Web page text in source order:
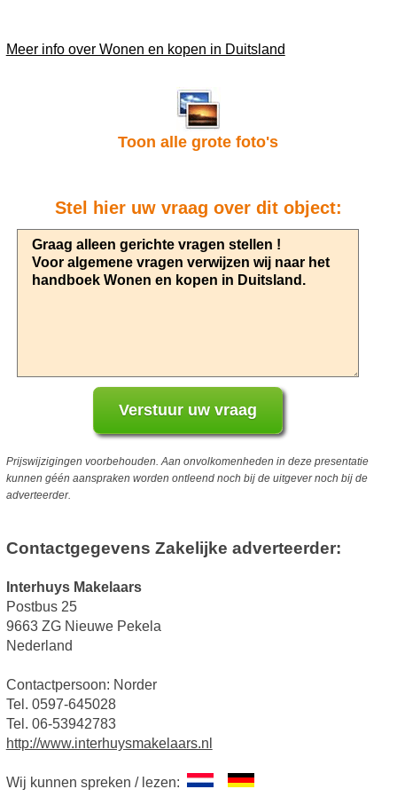
Meer info over Wonen en kopen in Duitsland
Toon alle grote foto's
Stel hier uw vraag over dit object:
Prijswijzigingen voorbehouden. Aan onvolkomenheden in deze presentatie
kunnen géén aanspraken worden ontleend noch bij de uitgever noch bij de
adverteerder.
Contactgegevens Zakelijke adverteerder:
Interhuys Makelaars
Postbus 25
9663 ZG Nieuwe Pekela
Nederland
Contactpersoon: Norder
Tel. 0597-645028
Tel. 06-53942783
http://www.interhuysmakelaars.nl
Wij kunnen spreken / lezen: